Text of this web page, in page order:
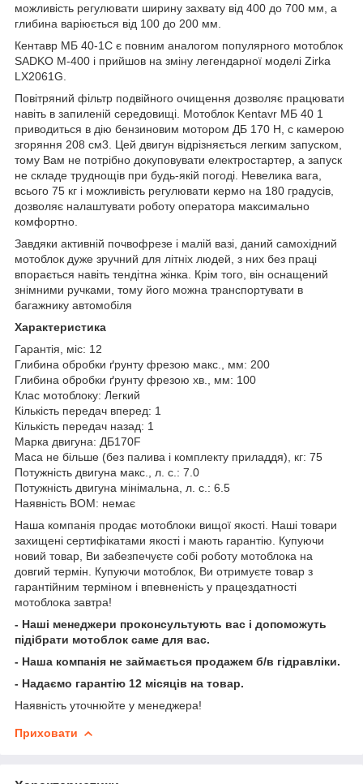
можливість регулювати ширину захвату від 400 до 700 мм, а
глибина варіюється від 100 до 200 мм.
Кентавр МБ 40-1С є повним аналогом популярного мотоблок
SADKO M-400 і прийшов на зміну легендарної моделі Zirka
LX2061G.
Повітряний фільтр подвійного очищення дозволяє працювати
навіть в запиленій середовищі. Мотоблок Kentavr МБ 40 1
приводиться в дію бензиновим мотором ДБ 170 Н, с камерою
згоряння 208 см3. Цей двигун відрізняється легким запуском,
тому Вам не потрібно докуповувати електростартер, а запуск
не складе труднощів при будь-якій погоді. Невелика вага,
всього 75 кг і можливість регулювати кермо на 180 градусів,
дозволяє налаштувати роботу оператора максимально
комфортно.
Завдяки активній почвофрезе і малій вазі, даний самохідний
мотоблок дуже зручний для літніх людей, з них без праці
впорається навіть тендітна жінка. Крім того, він оснащений
знімними ручками, тому його можна транспортувати в
багажнику автомобіля
Характеристика
Гарантія, міс: 12
Глибина обробки ґрунту фрезою макс., мм: 200
Глибина обробки ґрунту фрезою хв., мм: 100
Клас мотоблоку: Легкий
Кількість передач вперед: 1
Кількість передач назад: 1
Марка двигуна: ДБ170F
Маса не більше (без палива і комплекту приладдя), кг: 75
Потужність двигуна макс., л. с.: 7.0
Потужність двигуна мінімальна, л. с.: 6.5
Наявність ВОМ: немає
Наша компанія продає мотоблоки вищої якості. Наші товари
захищені сертифікатами якості і мають гарантію. Купуючи
новий товар, Ви забезпечуєте собі роботу мотоблока на
довгий термін. Купуючи мотоблок, Ви отримуєте товар з
гарантійним терміном і впевненість у працездатності
мотоблока завтра!
- Наші менеджери проконсультують вас і допоможуть
підібрати мотоблок саме для вас.
- Наша компанія не займається продажем б/в гідравліки.
- Надаємо гарантію 12 місяців на товар.
Наявність уточнюйте у менеджера!
Приховати